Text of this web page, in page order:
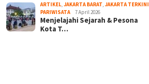
ARTIKEL ,JAKARTA BARAT ,JAKARTA TERKINI
PARIWISATA
7 April 2026
Menjelajahi Sejarah & Pesona
Kota T…